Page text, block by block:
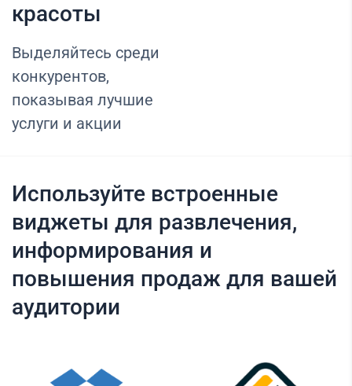
красоты
Выделяйтесь среди
конкурентов,
показывая лучшие
услуги и акции
Используйте встроенные
виджеты для развлечения,
информирования и
повышения продаж для вашей
аудитории